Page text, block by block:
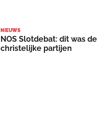
NIEUWS
NOS Slotdebat: dit was
christelijke partijen